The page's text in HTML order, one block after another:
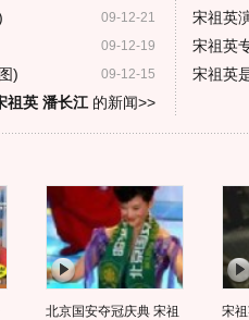
09-12-21
09-12-19
09-12-15
)
祖英 潘长江的新闻>>
宋祖英
宋祖英
宋祖英
北京国安夺冠庆典 宋祖
宋